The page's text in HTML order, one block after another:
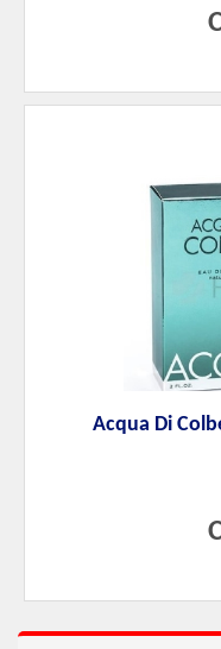
Acqua Di